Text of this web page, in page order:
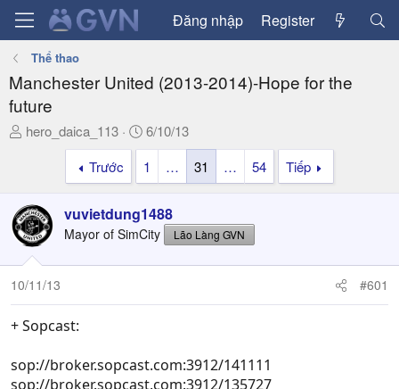
Đăng nhập Register
Thể thao
Manchester United (2013-2014)-Hope for the
future
T
a
d
s
t
a
t
e
hero_daica_113
N
g
à
y
g
ử
i
6/10/13
Trước
1 … 31 … 54 Tiếp
vuvietdung1488
Mayor of SimCity Lão Làng GVN
10/11/13 #601
+ Sopcast:
sop://broker.sopcast.com:3912/141111
sop://broker.sopcast.com:3912/135727